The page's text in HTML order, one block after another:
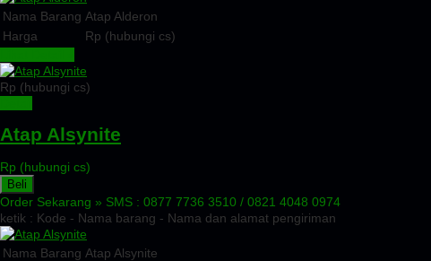
Nama Barang Atap Alderon
Harga
Rp (hubungi cs)
Rp (hubungi cs)
Atap Alsynite
Rp (hubungi cs)
Beli
Order Sekarang » SMS : 0877 7736 3510 / 0821 4048 0974
ketik : Kode - Nama barang - Nama dan alamat pengiriman
Nama Barang Atap Alsynite